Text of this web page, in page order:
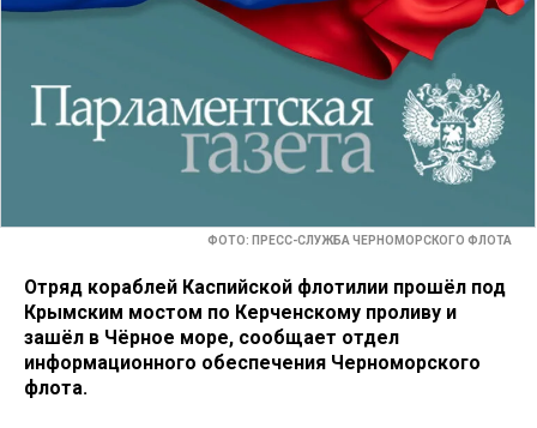
ФОТО: ПРЕСС-СЛУЖБА ЧЕРНОМОРСКОГО ФЛОТА
Отряд кораблей Каспийской флотилии прошёл под
Крымским мостом по Керченскому проливу и
зашёл в Чёрное море, сообщает отдел
информационного обеспечения Черноморского
флота.